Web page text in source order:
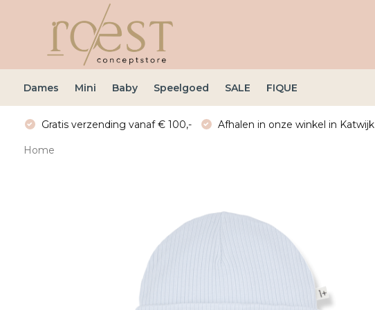
Dames Mini Baby Speelgoed SALE FIQUE
Gratis verzending vanaf € 100,- Afhalen in onze winkel in Katwijk
Home